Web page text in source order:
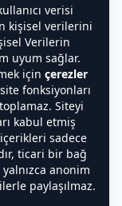
verisi
kişisel verilerini
Verilerin
uyum sağlar.
için çerezler
fonksiyonları
Siteyi
kabul etmiş
sadece
ticari bir bağ
anonim
paylaşılmaz.